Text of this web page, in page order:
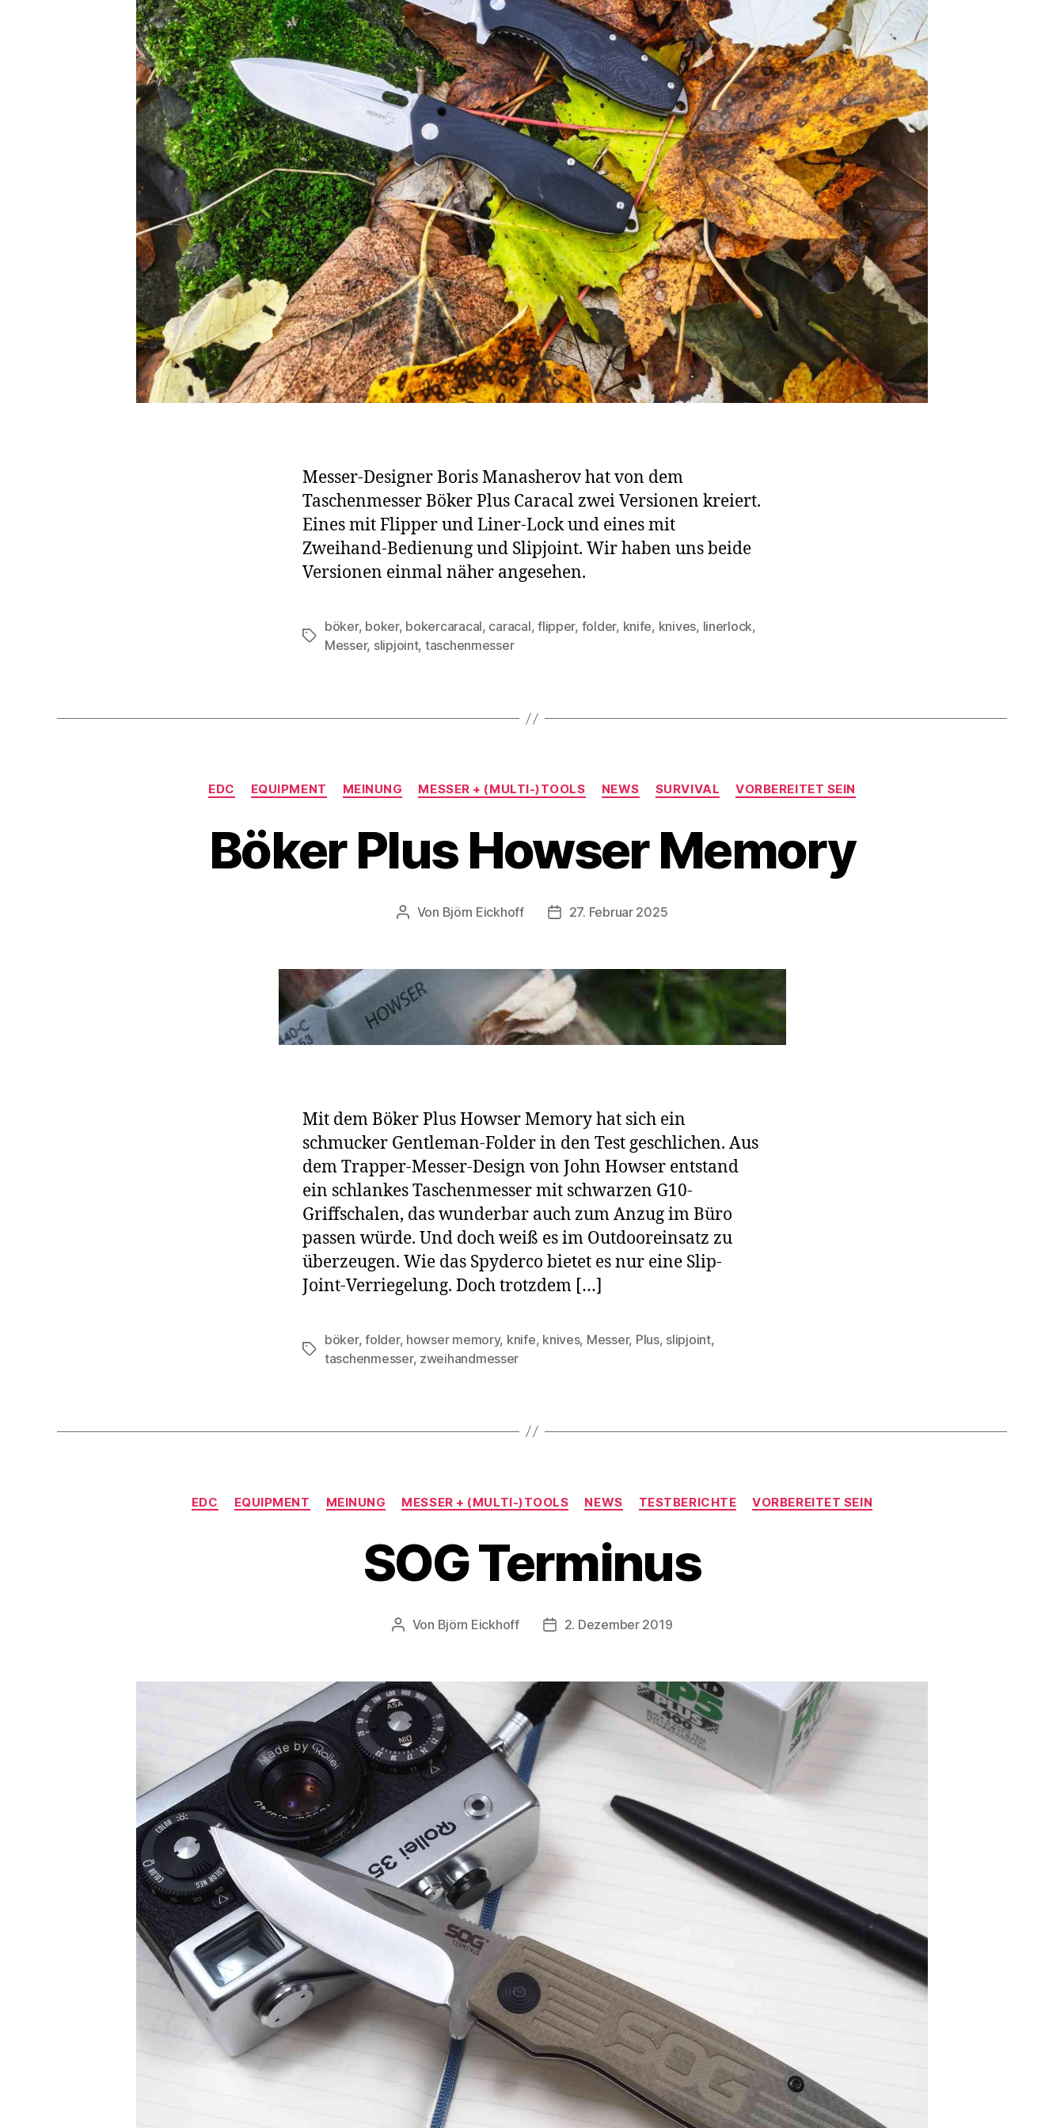
Messer-Designer Boris Manasherov hat von dem
Taschenmesser Böker Plus Caracal zwei Versionen kreiert.
Eines mit Flipper und Liner-Lock und eines mit
Zweihand-Bedienung und Slipjoint. Wir haben uns beide
Versionen einmal näher angesehen.
Schlagwörter
böker, boker, bokercaracal, caracal,flipper, folder, knife, knives, linerlock,
Messer, slipjoint, taschenmesser
Kategorien
EDC EQUIPMENT MEINUNG MESSER + (MULTI-)TOOLS NEWS SURVIVAL VORBEREITET SEIN
Böker Plus Howser Memory
Beitragsautor
Von Björn Eickhoff Veröffentlichungsdatum
27. Februar 2025
Mit dem Böker Plus Howser Memory hat sich ein
schmucker Gentleman-Folder in den Test geschlichen. Aus
dem Trapper-Messer-Design von John Howser entstand
ein schlankes Taschenmesser mit schwarzen G10-
Griffschalen, das wunderbar auch zum Anzug im Büro
passen würde. Und doch weiß es im Outdooreinsatz zu
überzeugen. Wie das Spyderco bietet es nur eine Slip-
Joint-Verriegelung. Doch trotzdem […]
Schlagwörter
böker,folder, howser memory, knife, knives, Messer, Plus, slipjoint,
taschenmesser, zweihandmesser
Kategorien
EDC EQUIPMENT MEINUNG MESSER + (MULTI-)TOOLS NEWS TESTBERICHTE VORBEREITET SEIN
SOG Terminus
Beitragsautor
Von Björn Eickhoff Veröffentlichungsdatum
2. Dezember 2019